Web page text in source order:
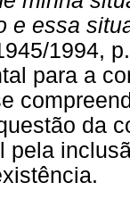
e essa
1994,
para a
da
pela